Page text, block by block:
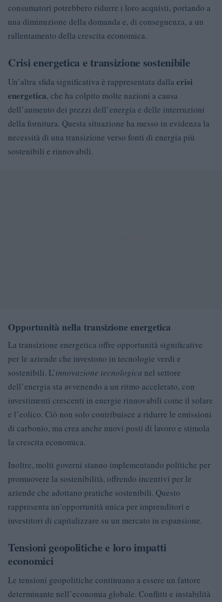
consumatori potrebbero ridurre i loro acquisti, portando a
una diminuzione della domanda e, di conseguenza, a un
rallentamento della crescita economica.
Crisi energetica e transizione sostenibile
Un’altra sfida significativa è rappresentata dalla crisi
energetica, che ha colpito molte nazioni a causa
dell’aumento dei prezzi dell’energia e delle interruzioni
della fornitura. Questa situazione ha messo in evidenza la
necessità di una transizione verso fonti di energia più
sostenibili e rinnovabili.
Opportunità nella transizione energetica
La transizione energetica offre opportunità significative
per le aziende che investono in tecnologie verdi e
sostenibili. L’innovazione tecnologica nel settore
dell’energia sta avvenendo a un ritmo accelerato, con
investimenti crescenti in energie rinnovabili come il solare
e l’eolico. Ciò non solo contribuisce a ridurre le emissioni
di carbonio, ma crea anche nuovi posti di lavoro e stimola
la crescita economica.
Inoltre, molti governi stanno implementando politiche per
promuovere la sostenibilità, offrendo incentivi per le
aziende che adottano pratiche sostenibili. Questo
rappresenta un’opportunità unica per imprenditori e
investitori di capitalizzare su un mercato in espansione.
Tensioni geopolitiche e loro impatti
economici
Le tensioni geopolitiche continuano a essere un fattore
determinante nell’economia globale. Conflitti e instabilità